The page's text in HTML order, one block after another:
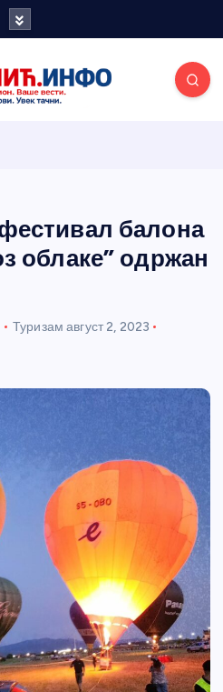
портал
балона
облаке” одржан
Туризам август 2, 2023